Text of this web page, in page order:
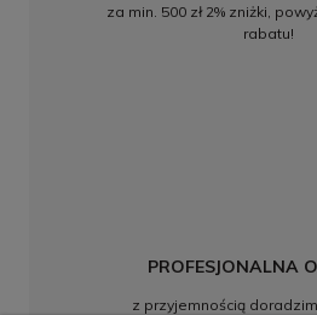
za min. 500 zł 2% zniżki,
rabatu!
PROFESJONALNA
z przyjemnością